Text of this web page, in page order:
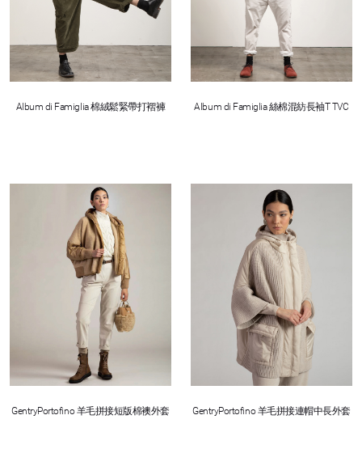
Album di Famiglia 棉絨鬆緊帶打褶褲 Album di Famiglia 絲棉混紡長袖T TVC
GentryPortofino 羊毛拼接短版棉襖外套 GentryPortofino 羊毛拼接連帽中長外套